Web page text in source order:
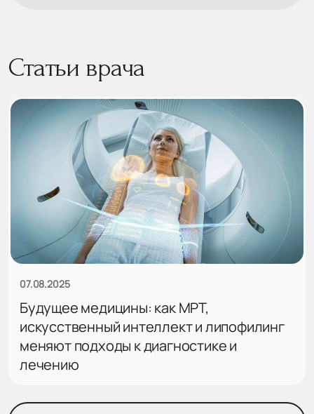
Статьи врача
Будущее медицины: как МРТ,
искусственный интеллект и липофилинг
меняют подходы к диагностике и
лечению
07.08.2025